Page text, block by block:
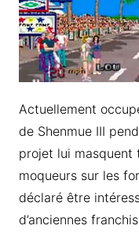
Actuellement
de Shenmue III
projet lui masquent
moqueurs sur les
déclaré être
d’anciennes